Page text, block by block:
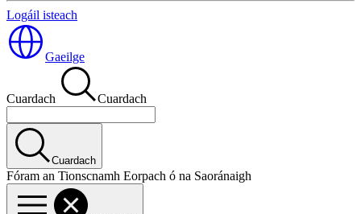
Logáil isteach
Gaeilge
Cuardach Cuardach
Cuardach
Fóram an Tionscnamh Eorpach ó na Saoránaigh